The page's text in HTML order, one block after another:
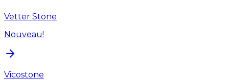
Vetter Stone
Nouveau!
Vicostone